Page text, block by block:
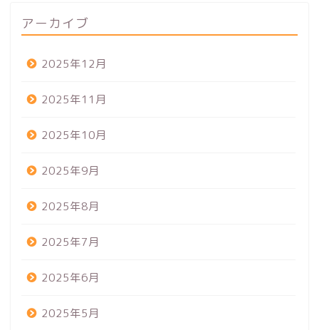
アーカイブ
2025年12月
2025年11月
2025年10月
2025年9月
2025年8月
2025年7月
2025年6月
2025年5月